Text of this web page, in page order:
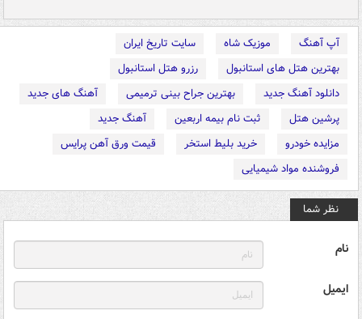
آپ آهنگ موزیک شاه
سایت تاریخ ایران
بهترین هتل های استانبول
رزرو هتل استانبول
دانلود آهنگ جدید
بهترین جراح بینی ترمیمی
آهنگ های جدید
پرشین هتل
ثبت نام بیمه اربعین
آهنگ جدید
مزایده خودرو
خرید بلیط استخر
قیمت ورق آهن پرایس
فروشنده مواد شیمیایی
نظر شما
نام
ایمیل